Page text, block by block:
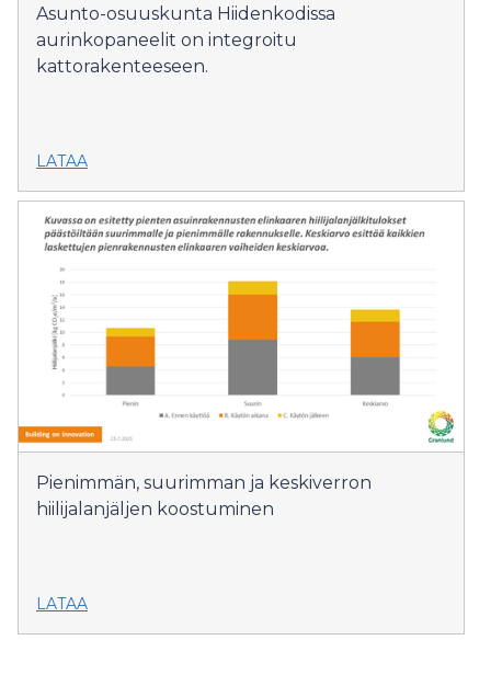
Asunto-osuuskunta Hiidenkodissa
aurinkopaneelit on integroitu
kattorakenteeseen.
LATAA
Pienimmän, suurimman ja keskiverron
hiilijalanjäljen koostuminen
LATAA